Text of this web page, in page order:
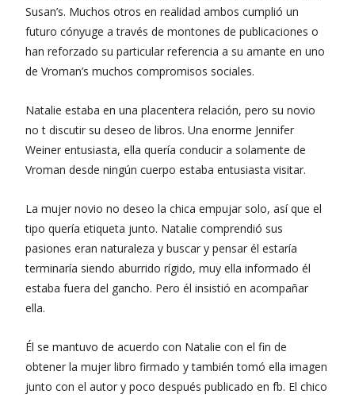
Susan’s. Muchos otros en realidad ambos cumplió un
futuro cónyuge a través de montones de publicaciones o
han reforzado su particular referencia a su amante en uno
de Vroman’s muchos compromisos sociales.
Natalie estaba en una placentera relación, pero su novio
no t discutir su deseo de libros. Una enorme Jennifer
Weiner entusiasta, ella quería conducir a solamente de
Vroman desde ningún cuerpo estaba entusiasta visitar.
La mujer novio no deseo la chica empujar solo, así que el
tipo quería etiqueta junto. Natalie comprendió sus
pasiones eran naturaleza y buscar y pensar él estaría
terminaría siendo aburrido rígido, muy ella informado él
estaba fuera del gancho. Pero él insistió en acompañar
ella.
Él se mantuvo de acuerdo con Natalie con el fin de
obtener la mujer libro firmado y también tomó ella imagen
junto con el autor y poco después publicado en fb. El chico